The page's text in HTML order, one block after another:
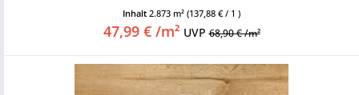
Inhalt 2.873 m² (137,88 € / 1 )
47,99 € /m² UVP68,90 € /m²